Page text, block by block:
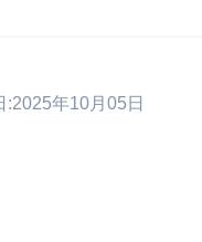
:2025年10月05日